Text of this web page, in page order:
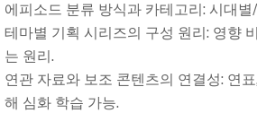
에피소드 분류 방식과 카테고리: 시대
테마별 기획 시리즈의 구성 원리: 영향
는 원리.
연관 자료와 보조 콘텐츠의 연결성: 연
해 심화 학습 가능.